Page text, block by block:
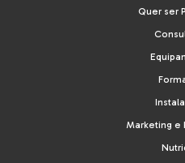
Quer ser
Marketing e